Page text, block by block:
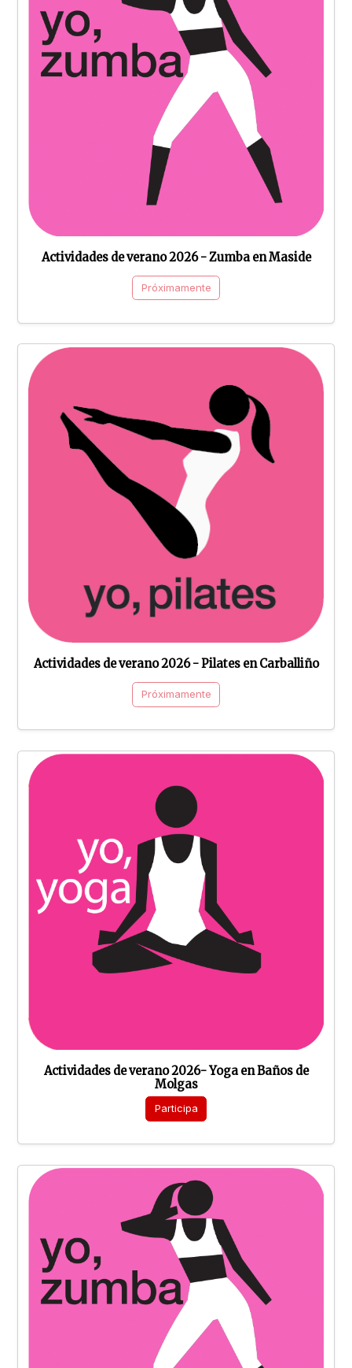
Actividades de verano 2026 - Zumba en Maside
Próximamente
Actividades de verano 2026 - Pilates en Carballiño
Próximamente
Actividades de verano 2026- Yoga en Baños de
Molgas
Participa